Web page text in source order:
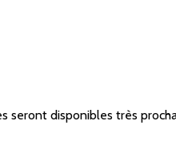
seront disponibles très